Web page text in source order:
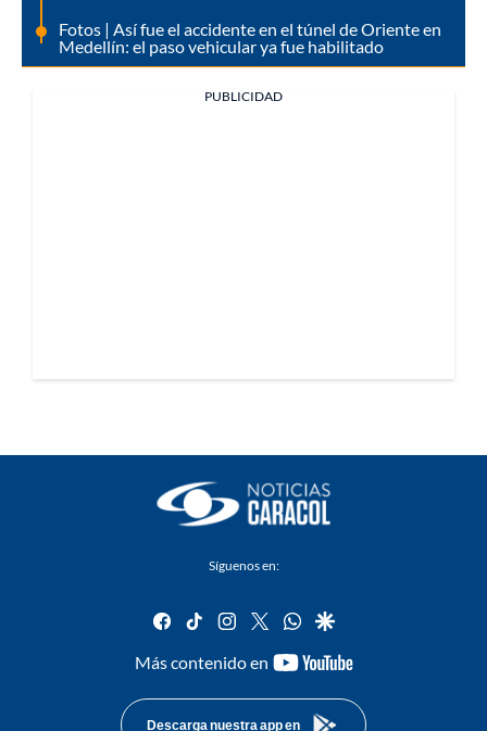
Fotos | Así fue el accidente en el túnel de Oriente en
Medellín: el paso vehicular ya fue habilitado
PUBLICIDAD
Síguenos en:
facebook
tiktok instagram
twitterwhatsapp
google
Más contenido en
youtube-
Descarga nuestra app en